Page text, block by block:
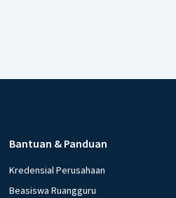
Bantuan & Panduan
Kredensial Perusahaan
Beasiswa Ruangguru